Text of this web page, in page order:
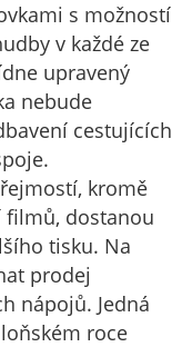
s možností
v každé ze
upravený
nebude
cestujících
kromě
filmů, dostanou
tisku. Na
prodej
nápojů. Jedná
roce